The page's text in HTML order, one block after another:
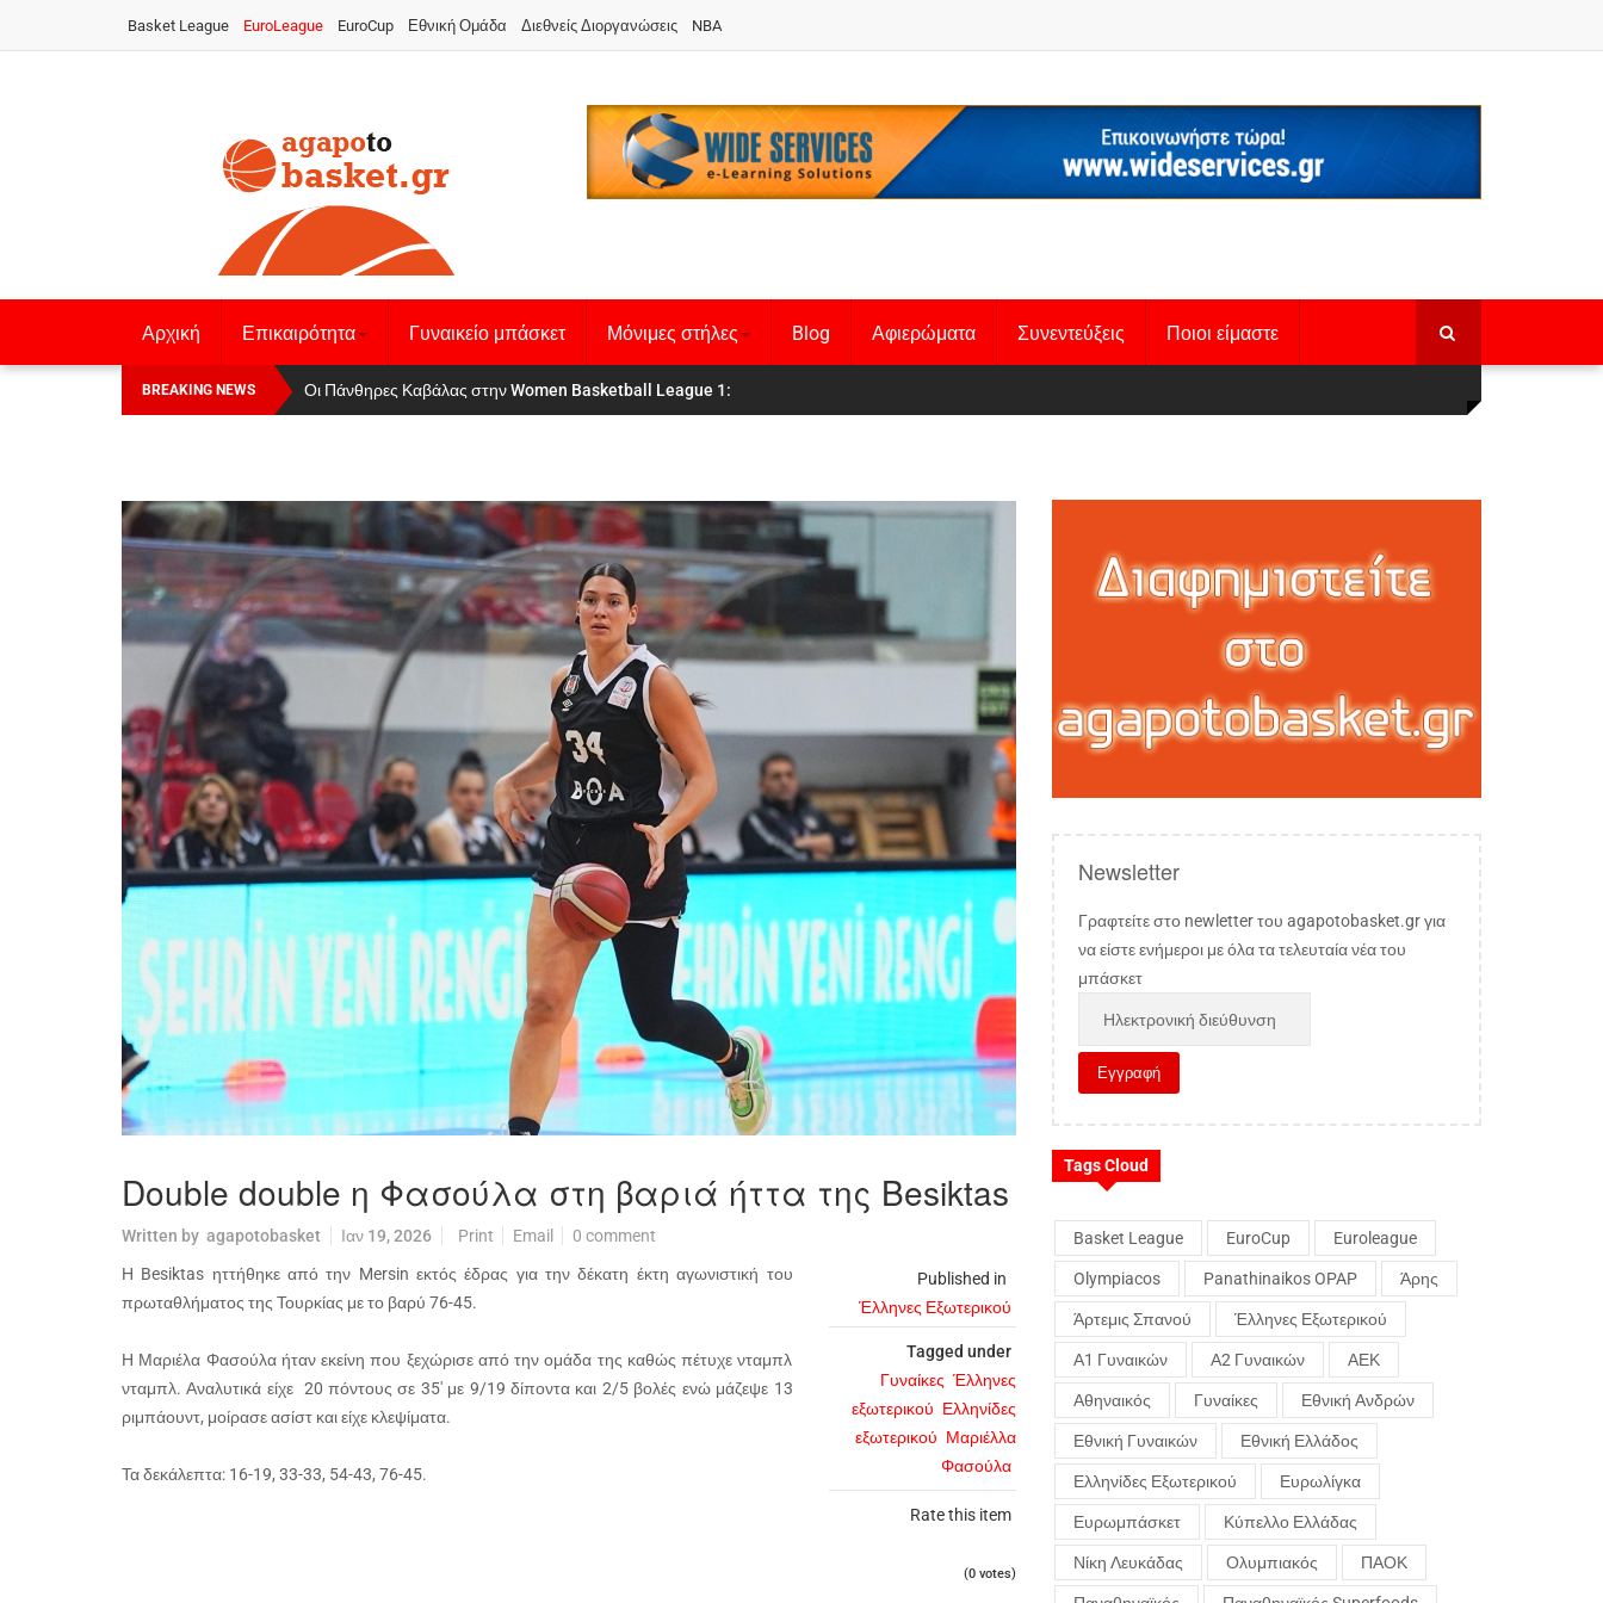
Basket League EuroLeague EuroCup Εθνική Ομάδα Διεθνείς Διοργανώσεις NBA
Αρχική Επικαιρότητα Γυναικείο μπάσκετ Μόνιμες στήλες Blog Αφιερώματα Συνεντεύξεις Ποιοι είμαστε
BREAKING NEWS Οι Πάνθηρες Καβάλας στην Women Basketball League 1
Αναχώρησε για τα Γιάννενα η Εθνική Γυναικών
Double double η Φασούλα στη βαριά ήττα της Besiktas
Written by agapotobasket Ιαν 19, 2026 Print Email 0 comment
Published in
Έλληνες Εξωτερικού
Tagged under
Γυναίκες Έλληνες
εξωτερικού Ελληνίδες
εξωτερικού Μαριέλλα
Φασούλα
Rate this item
(0 votes)
Η Besiktas ηττήθηκε από την Mersin εκτός έδρας για την δέκατη έκτη αγωνιστική του
πρωταθλήματος της Τουρκίας με το βαρύ 76-45.
Η Μαριέλα Φασούλα ήταν εκείνη που ξεχώρισε από την ομάδα της καθώς πέτυχε νταμπλ
νταμπλ. Αναλυτικά είχε 20 πόντους σε 35' με 9/19 δίποντα και 2/5 βολές ενώ μάζεψε 13
ριμπάουντ, μοίρασε ασίστ και είχε κλεψίματα.
Τα δεκάλεπτα: 16-19, 33-33, 54-43, 76-45.
Newsletter
Γραφτείτε στο newletter του agapotobasket.gr για
να είστε ενήμεροι με όλα τα τελευταία νέα του
μπάσκετ
Tags Cloud
Basket League EuroCup Euroleague
Olympiacos Panathinaikos OPAP Άρης
Άρτεμις Σπανού Έλληνες Εξωτερικού
Α1 Γυναικών Α2 Γυναικών ΑΕΚ
Αθηναικός Γυναίκες Εθνική Ανδρών
Εθνική Γυναικών Εθνική Ελλάδος
Ελληνίδες Εξωτερικού Ευρωλίγκα
Ευρωμπάσκετ Κύπελλο Ελλάδας
Νίκη Λευκάδας Ολυμπιακός ΠΑΟΚ